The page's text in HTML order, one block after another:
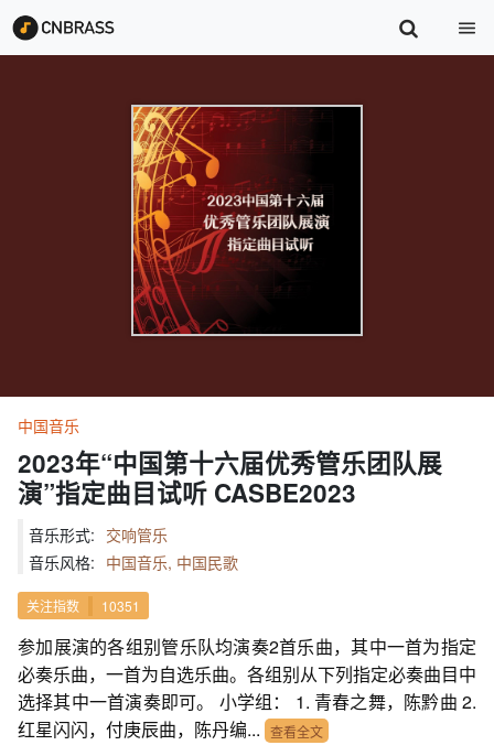
中国音乐
2023年“中国第十六届优秀管乐团队展
演”指定曲目试听 CASBE2023
音乐形式: 交响管乐
音乐风格: 中国音乐, 中国民歌
关注指数 10351
参加展演的各组别管乐队均演奏2首乐曲，其中一首为指定
必奏乐曲，一首为自选乐曲。各组别从下列指定必奏曲目中
选择其中一首演奏即可。 小学组： 1. 青春之舞，陈黔曲 2.
红星闪闪，付庚辰曲，陈丹编... 查看全文